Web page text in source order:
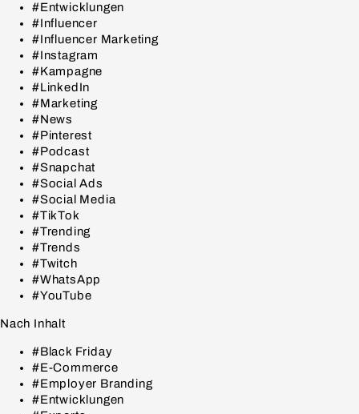
#Entwicklungen
#Influencer
#Influencer Marketing
#Instagram
#Kampagne
#LinkedIn
#Marketing
#News
#Pinterest
#Podcast
#Snapchat
#Social Ads
#Social Media
#TikTok
#Trending
#Trends
#Twitch
#WhatsApp
#YouTube
Nach Inhalt
#Black Friday
#E-Commerce
#Employer Branding
#Entwicklungen